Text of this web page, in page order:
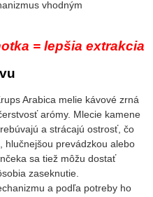
vhodným
= lepšia extrakcia
Arabica melie kávové zrná
arómy. Mlecie kamene
a strácajú ostrosť, čo
prevádzkou alebo
sa tiež môžu dostať
zaseknutie.
a podľa potreby ho